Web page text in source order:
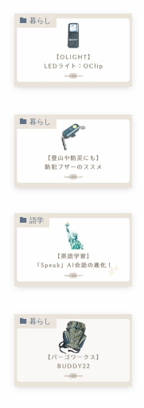
暮らし
暮らし
語学
暮らし